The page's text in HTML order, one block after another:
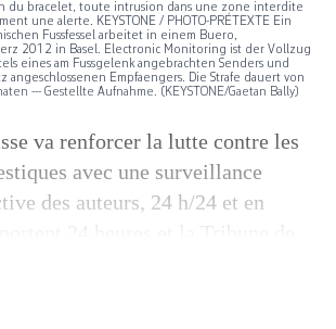
du bracelet, toute intrusion dans une zone interdite
une alerte. KEYSTONE / PHOTO-PRÉTEXTE Ein
Fussfessel arbeitet in einem Buero,
2012 in Basel. Electronic Monitoring ist der Vollzug
eines am Fussgelenk angebrachten Senders und
angeschlossenen Empfaengers. Die Strafe dauert von
--- Gestellte Aufnahme. (KEYSTONE/Gaetan Bally)
va renforcer la lutte contre les
avec une surveillance
des auteurs, 24 h/24 et en